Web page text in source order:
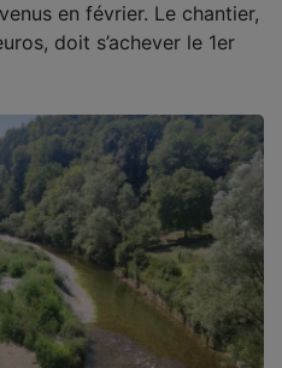
en février. Le chantier,
doit s’achever le 1er